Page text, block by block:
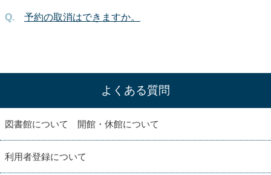
予約の取消はできますか。
よくある質問
図書館について 開館・休館について
利用者登録について